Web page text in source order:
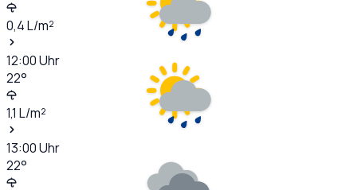
0,4L/m²
12:00Uhr
22°
1,1 L/m²
13:00Uhr
22°